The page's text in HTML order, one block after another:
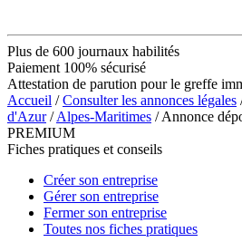
Plus de 600 journaux habilités
Paiement 100% sécurisé
Attestation de parution pour le greffe
Accueil /Consulter les annonces légales
d'Azur/Alpes-Maritimes / Annonce
PREMIUM
Fiches pratiques et conseils
Créer son entreprise
Gérer son entreprise
Fermer son entreprise
Toutes nos fiches pratiques